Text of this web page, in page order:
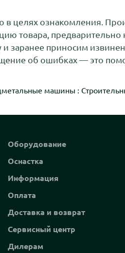
целях ознакомления.
товара,
заранее приносим
об ошибках — это
машины :
Оборудование
Оснастка
Информация
Оплата
Доставка и возврат
Сервисный центр
Дилерам